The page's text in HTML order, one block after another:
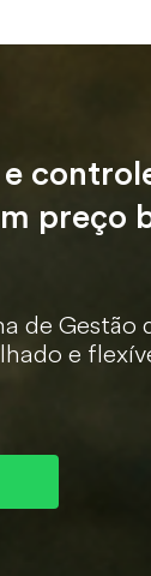
preço
de Gestão
e